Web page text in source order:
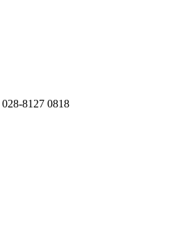
028-8127 0818